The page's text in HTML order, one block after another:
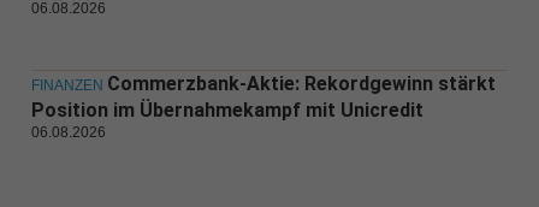
06.08.2026
FINANZEN Commerzbank-Aktie: Rekordgewinn stärkt
Position im Übernahmekampf mit Unicredit
06.08.2026